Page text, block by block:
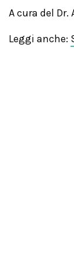
A cura del
Leggi anche: